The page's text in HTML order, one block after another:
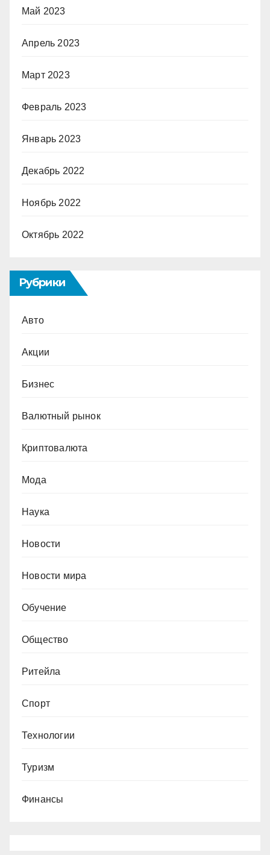
Май 2023
Апрель 2023
Март 2023
Февраль 2023
Январь 2023
Декабрь 2022
Ноябрь 2022
Октябрь 2022
Рубрики
Авто
Акции
Бизнес
Валютный рынок
Криптовалюта
Мода
Наука
Новости
Новости мира
Обучение
Общество
Ритейла
Спорт
Технологии
Туризм
Финансы